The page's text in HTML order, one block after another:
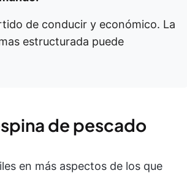
de conducir y económico. La
estructurada puede
de pescado
en más aspectos de los que